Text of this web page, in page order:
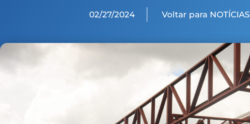
02/27/2024 Voltar para NOTÍCIAS